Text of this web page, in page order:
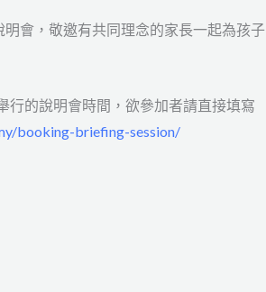
明會，敬邀有共同理念的家長一起為孩子
行的說明會時間，欲參加者請直接填寫
booking-briefing-session/